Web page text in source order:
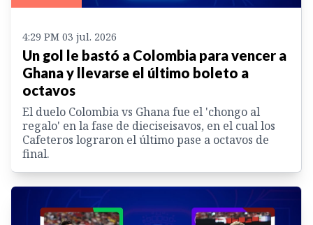
4:29 PM 03 jul. 2026
Un gol le bastó a Colombia para vencer a
Ghana y llevarse el último boleto a
octavos
El duelo Colombia vs Ghana fue el 'chongo al
regalo' en la fase de dieciseisavos, en el cual los
Cafeteros lograron el último pase a octavos de
final.